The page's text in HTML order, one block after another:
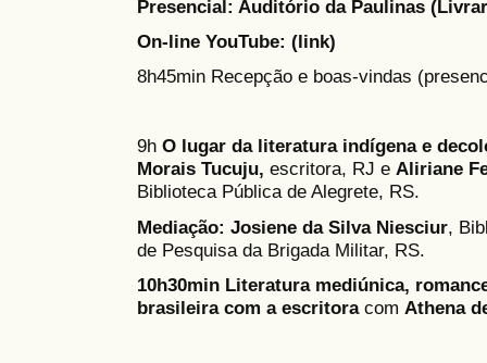
Presencial: Auditório da Paulinas
On-line YouTube: (link)
8h45min Recepção e boas-vindas
9h O lugar da literatura indígena e
Morais Tucuju, escritora, RJ e Aliriane
Biblioteca Pública de Alegrete, RS.
Mediação: Josiene da Silva Niesciur,
de Pesquisa da Brigada Militar, RS.
10h30min Literatura mediúnica,
brasileira com a escritora com Athena